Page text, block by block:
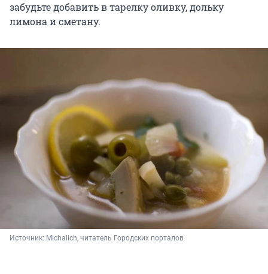
забудьте добавить в тарелку оливку, дольку
лимона и сметану.
Источник: Michalich, читатель Городских порталов